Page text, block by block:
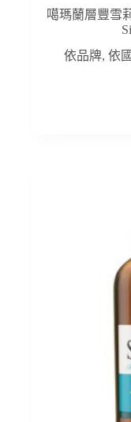
噶瑪蘭層豐雪
依品牌,依